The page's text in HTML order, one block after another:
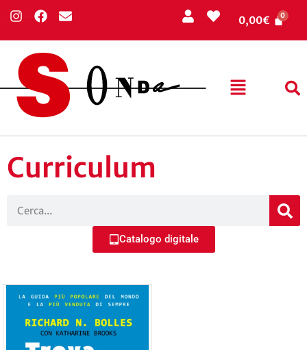
0,00€
Curriculum
Catalogo digitale